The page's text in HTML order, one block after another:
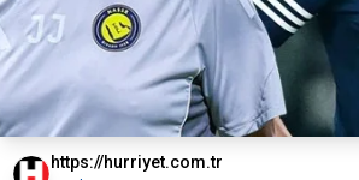
https://hurriyet.com.tr